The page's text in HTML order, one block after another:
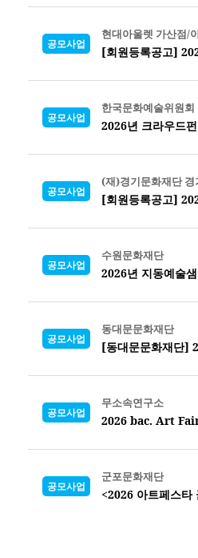
공모사업
현대아울렛 가산점/
[회원등록공고]
공모사업
한국문화예술위원회
2026년 크라우드
공모사업
(재)경기문화재단
[회원등록공고]
공모사업
수원문화재단
2026년 지동예술
공모사업
동대문문화재단
[동대문문화재단]
공모사업
무소속연구소
2026 bac. Art
공모사업
군포문화재단
<2026 아트페스타